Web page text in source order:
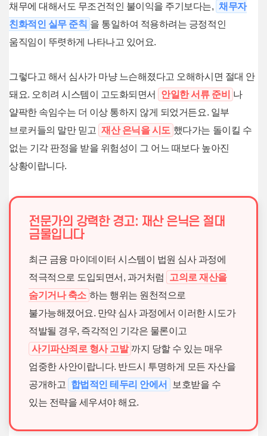
채무에 대해서도 무조건적인 불이익을 주기보다는, 채무자
친화적인 실무 준칙 을 통일하여 적용하려는 긍정적인
움직임이 뚜렷하게 나타나고 있어요.
그렇다고 해서 심사가 마냥 느슨해졌다고 오해하시면 절대 안
돼요. 오히려 시스템이 고도화되면서
안일한 서류 준비
나
얄팍한 속임수는 더 이상 통하지 않게 되었거든요. 일부
브로커들의 말만 믿고
재산 은닉을 시도 했다가는 돌이킬 수
없는 기각 판정을 받을 위험성이 그 어느 때보다 높아진
상황이랍니다.
전문가의 강력한 경고: 재산 은닉은 절대
금물입니다
최근 금융 마이데이터 시스템이 법원 심사 과정에
적극적으로 도입되면서, 과거처럼
고의로 재산을
숨기거나 축소 하는 행위는 원천적으로
불가능해졌어요. 만약 심사 과정에서 이러한 시도가
적발될 경우, 즉각적인 기각은 물론이고
사기파산죄로 형사 고발 까지 당할 수 있는 매우
엄중한 사안이랍니다. 반드시 투명하게 모든 자산을
공개하고
합법적인 테두리 안에서
보호받을 수
있는 전략을 세우셔야 해요.